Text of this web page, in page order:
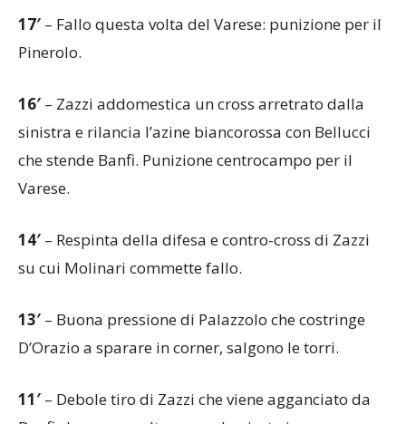
17′ – Fallo questa volta del Varese: punizione per il
Pinerolo.
16′ – Zazzi addomestica un cross arretrato dalla
sinistra e rilancia l’azine biancorossa con Bellucci
che stende Banfi. Punizione centrocampo per il
Varese.
14′ – Respinta della difesa e contro-cross di Zazzi
su cui Molinari commette fallo.
13′ – Buona pressione di Palazzolo che costringe
D’Orazio a sparare in corner, salgono le torri.
11′ – Debole tiro di Zazzi che viene agganciato da